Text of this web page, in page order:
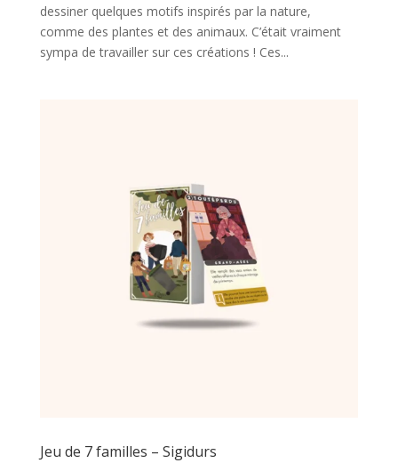
dessiner quelques motifs inspirés par la nature,
comme des plantes et des animaux. C’était vraiment
sympa de travailler sur ces créations ! Ces...
Jeu de 7 familles – Sigidurs